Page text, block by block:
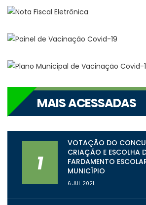
MAIS ACESSADAS
1
VOTAÇÃO DO
CRIAÇÃO E ESCOLHA
FARDAMENTO
MUNICÍPIO
6 JUL 2021